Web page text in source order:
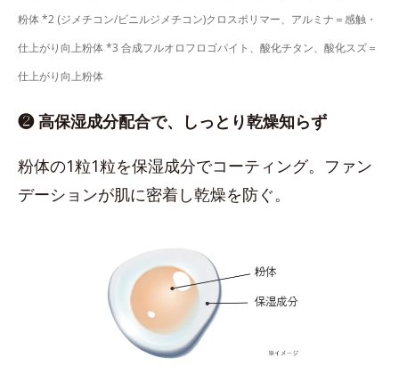
粉体 *2 (ジメチコン/ビニルジメチコン)クロスポリマー、アルミナ＝感触・
仕上がり向上粉体 *3 合成フルオロフロゴパイト、酸化チタン、酸化スズ＝
仕上がり向上粉体
❷ 高保湿成分配合で、しっとり乾燥知らず
粉体の1粒1粒を保湿成分でコーティング。ファン
デーションが肌に密着し乾燥を防ぐ。